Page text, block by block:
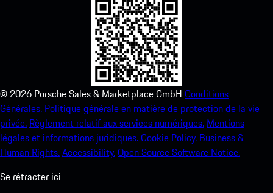
© 2026 Porsche Sales & Marketplace GmbH Conditions
Générales. Politique générale en matière de protection de la vie
privée. Règlement relatif aux services numériques. Mentions
légales et informations juridiques.Cookie Policy. Business &
Human Rights.Accessibility.Open Source Software Notice.
Se rétracter ici